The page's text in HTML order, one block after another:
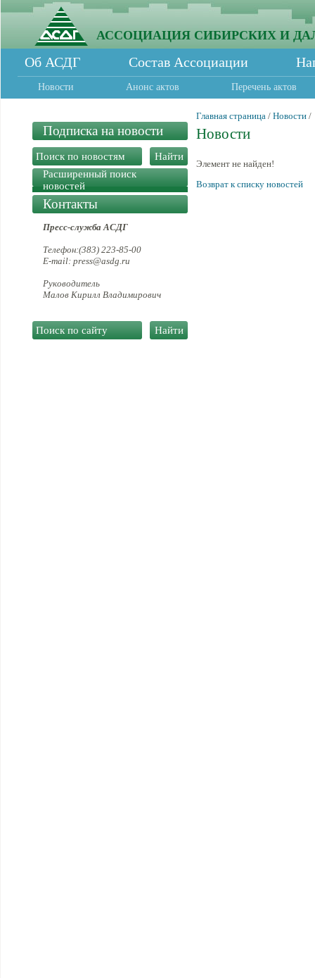
АССОЦИАЦИЯ СИБИРСКИХ И
Об АСДГ Состав Ассоциации
Новости Анонс актов Перечень актов
Подписка на новости
Расширенный поиск
новостей
Контакты
Пресс-служба АСДГ
Телефон:(383) 223-85-00
E-mail: press@asdg.ru
Руководитель
Малов Кирилл Владимирович
Главная страница / Новости /
Новости
Элемент не найден!
Возврат к списку новостей